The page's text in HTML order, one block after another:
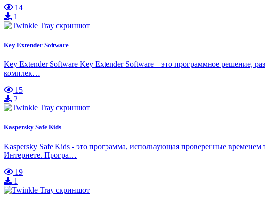
14
1
Key Extender Software
Key Extender Software Key Extender Software – это программное решение,
комплек…
15
2
Kaspersky Safe Kids
Kaspersky Safe Kids - это программа, использующая проверенные
Интернете. Програ…
19
1